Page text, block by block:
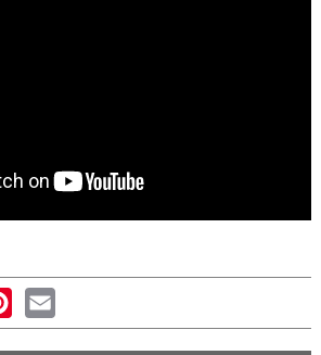
PinterestEmail